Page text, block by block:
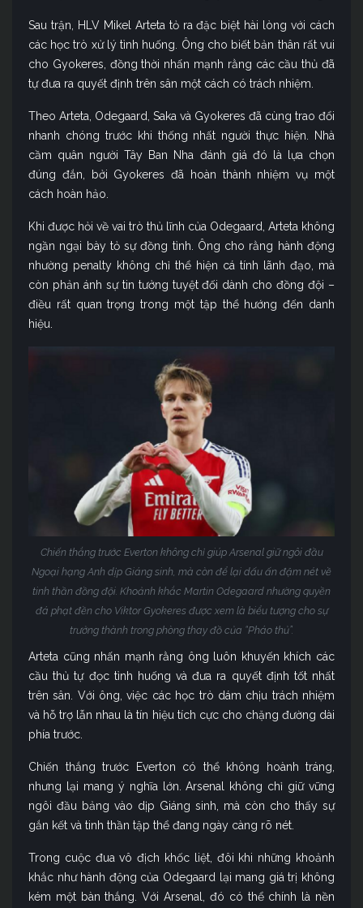
Sau trận, HLV Mikel Arteta tỏ ra đặc biệt hài lòng với cách
các học trò xử lý tình huống. Ông cho biết bản thân rất vui
cho Gyokeres, đồng thời nhấn mạnh rằng các cầu thủ đã
tự đưa ra quyết định trên sân một cách có trách nhiệm.
Theo Arteta, Odegaard, Saka và Gyokeres đã cùng trao đổi
nhanh chóng trước khi thống nhất người thực hiện. Nhà
cầm quân người Tây Ban Nha đánh giá đó là lựa chọn
đúng đắn, bởi Gyokeres đã hoàn thành nhiệm vụ một
cách hoàn hảo.
Khi được hỏi về vai trò thủ lĩnh của Odegaard, Arteta không
ngần ngại bày tỏ sự đồng tình. Ông cho rằng hành động
nhường penalty không chỉ thể hiện cá tính lãnh đạo, mà
còn phản ánh sự tin tưởng tuyệt đối dành cho đồng đội –
điều rất quan trọng trong một tập thể hướng đến danh
hiệu.
Chiến thắng trước Everton không chỉ giúp Arsenal giữ ngôi đầu
Ngoại hạng Anh dịp Giáng sinh, mà còn để lại dấu ấn đậm nét về
tinh thần đồng đội. Khoảnh khắc Martin Odegaard nhường quyền
đá phạt đền cho Viktor Gyokeres được xem là biểu tượng cho sự
trưởng thành trong phòng thay đồ của “Pháo thủ”.
Arteta cũng nhấn mạnh rằng ông luôn khuyến khích các
cầu thủ tự đọc tình huống và đưa ra quyết định tốt nhất
trên sân. Với ông, việc các học trò dám chịu trách nhiệm
và hỗ trợ lẫn nhau là tín hiệu tích cực cho chặng đường dài
phía trước.
Chiến thắng trước Everton có thể không hoành tráng,
nhưng lại mang ý nghĩa lớn. Arsenal không chỉ giữ vững
ngôi đầu bảng vào dịp Giáng sinh, mà còn cho thấy sự
gắn kết và tinh thần tập thể đang ngày càng rõ nét.
Trong cuộc đua vô địch khốc liệt, đôi khi những khoảnh
khắc như hành động của Odegaard lại mang giá trị không
kém một bàn thắng. Với Arsenal, đó có thể chính là nền